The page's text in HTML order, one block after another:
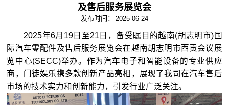
及售后服务展览会
发布时间： 2025-06-24
2025年6月19日至21日，备受瞩目的越南(胡志明市)国
际汽车零配件及售后服务展览会在越南胡志明市西贡会议展
览中心(SECC)举办。作为汽车电子和智能设备的专业供应
商，门徒娱乐携多款创新产品亮相，展现了我司在汽车售后
市场的技术实力和创新能力，引发行业广泛关注。